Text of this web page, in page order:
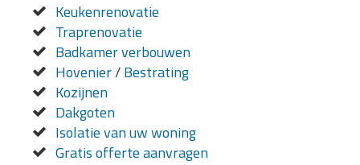
Keukenrenovatie
Traprenovatie
Badkamer verbouwen
Hovenier/Bestrating
Kozijnen
Dakgoten
Isolatie van uw woning
Gratis offerte aanvragen